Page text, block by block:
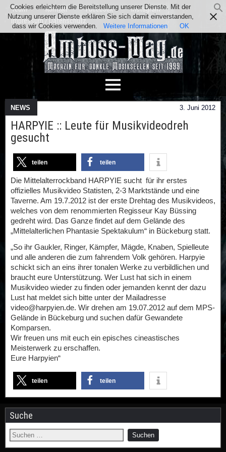
Team Kontakt Facebook
Instagram
Impressum / Datenschutz
NEWS 3. Juni 2012
HARPYIE :: Leute für Musikvideodreh
gesucht
teilen teilen
Die Mittelalterrockband HARPYIE sucht für ihr erstes
offizielles Musikvideo Statisten, 2-3 Marktstände und eine
Taverne. Am 19.7.2012 ist der erste Drehtag des Musikvideos,
welches von dem renommierten Regisseur Kay Büssing
gedreht wird. Das Ganze findet auf dem Gelände des
„Mittelalterlichen Phantasie Spektakulum“ in Bückeburg statt.
„So ihr Gaukler, Ringer, Kämpfer, Mägde, Knaben, Spielleute
und alle anderen die zum fahrendem Volk gehören. Harpyie
schickt sich an eins ihrer tonalen Werke zu verbildlichen und
braucht eure Unterstützung. Wer Lust hat sich in einem
Musikvideo wieder zu finden oder jemanden kennt der dazu
Lust hat meldet sich bitte unter der Mailadresse
video@harpyien.de. Wir drehen am 19.07.2012 auf dem MPS-
Gelände in Bückeburg und suchen dafür Gewandete
Komparsen.
Wir freuen uns mit euch ein episches cineastisches
Meisterwerk zu erschaffen.
Eure Harpyien“
teilen teilen
Suche
Cookies erleichtern die Bereitstellung unserer Dienste. Mit der
Nutzung unserer Dienste erklären Sie sich damit einverstanden,
dass wir Cookies verwenden.
Weitere Informationen OK